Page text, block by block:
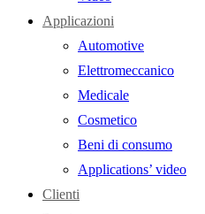
Applicazioni
Automotive
Elettromeccanico
Medicale
Cosmetico
Beni di consumo
Applications’ video
Clienti